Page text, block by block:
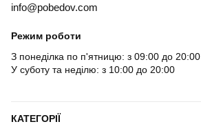
info@pobedov.com
Режим роботи
З понеділка по п'ятницю: з 09:00 до 20:00
У суботу та неділю: з 10:00 до 20:00
КАТЕГОРІЇ